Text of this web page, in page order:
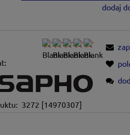
dodaj
3272 [14970307]